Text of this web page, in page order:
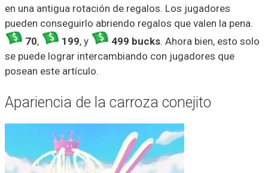
en una antigua rotación de regalos. Los jugadores
pueden conseguirlo abriendo regalos que valen la pena.
70, 199, y 499 bucks. Ahora bien, esto solo
se puede lograr intercambiando con jugadores que
posean este artículo.
Apariencia de la carroza conejito